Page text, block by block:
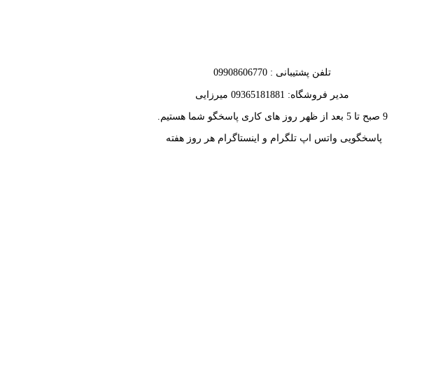
تلفن پشتیبانی : 09908606770
مدیر فروشگاه: 09365181881 میرزایی
9 صبح تا 5 بعد از ظهر روز های کاری پاسخگو شما هستیم.
پاسخگویی واتس اپ تلگرام و اینستاگرام هر روز هفته